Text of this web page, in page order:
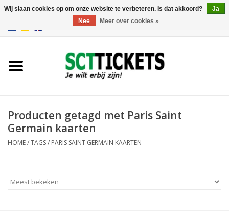
Producten getagd met Paris Saint
Germain kaarten
HOME/TAGS/ PARIS SAINT GERMAIN KAARTEN
Wij slaan cookies op om onze website te verbeteren. Is dat akkoord?
Ja
Nee
Meer over cookies »